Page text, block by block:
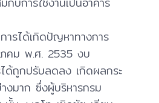
ารได้เกิดปัญหาทางการ
คม พ.ศ. 2535 งบ
ด้ถูกปรับลดลง เกิดผลกระ
งมาก ซึ่งผู้บริหารกรม